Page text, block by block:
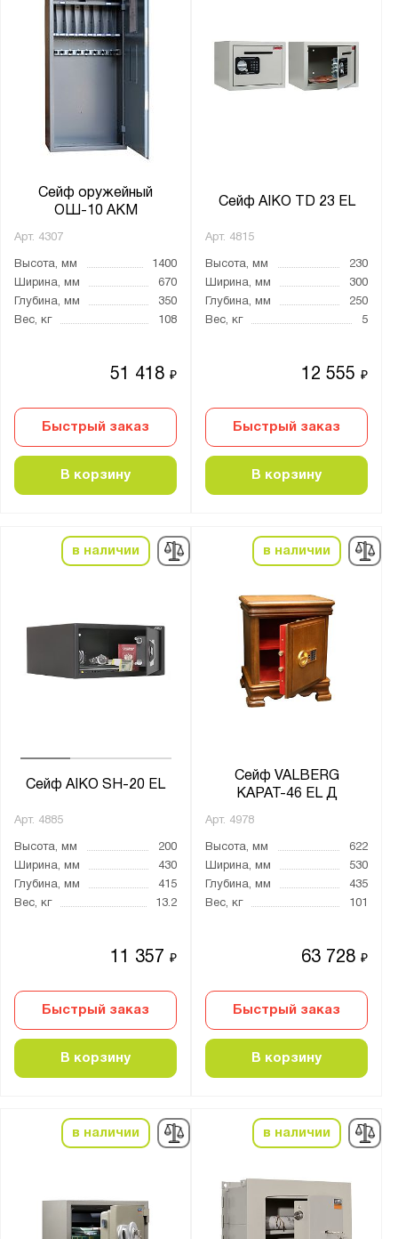
Сейф оружейный
ОШ-10 АКМ
Арт. 4307
Высота, мм
1400
Ширина, мм
670
Глубина, мм
350
Вес, кг
108
51 418₽
Быстрый заказ
В корзину
Сейф AIKO TD 23 EL
Арт. 4815
Высота, мм
230
Ширина, мм
300
Глубина, мм
250
Вес, кг
5
12 555₽
Быстрый заказ
В корзину
в наличии
Сейф AIKO SH-20 EL
Арт. 4885
Высота, мм
200
Ширина, мм
430
Глубина, мм
415
Вес, кг
13.2
11 357₽
Быстрый заказ
В корзину
в наличии
Сейф VALBERG
КАРАТ-46 EL Д
Арт. 4978
Высота, мм
622
Ширина, мм
530
Глубина, мм
435
Вес, кг
101
63 728₽
Быстрый заказ
В корзину
в наличии в наличии
FC
FRS
SH
TCS
TS
VEGA
Арсенал
Беркут
ВК
ВШ
Гарант Евро
Ирбис
КЗ
МБ
ПК
СО
Сапсан
Сафари
Филин
ШБ